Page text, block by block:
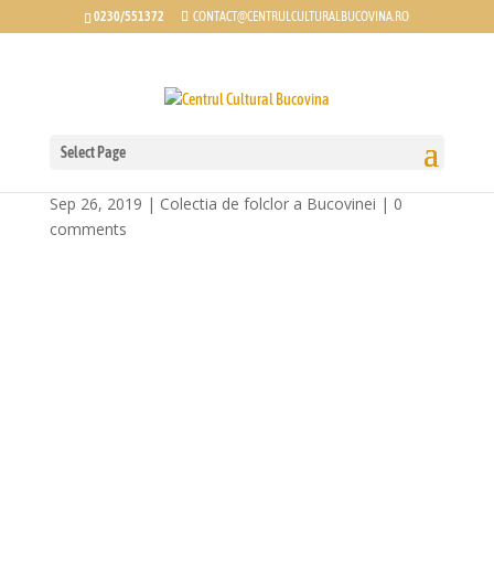
0230/551372 CONTACT@CENTRULCULTURALBUCOVINA.RO
Select Page
Colinde din zona Dornelor
Sep 26, 2019 | Colectia de folclor a Bucovinei | 0
comments